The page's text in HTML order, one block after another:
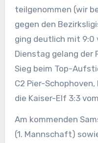
teilgenommen (wir
gegen den
ging deutlich mit 9:0
Dienstag gelang der
Sieg beim Top-
C2 Pier-
die Kaiser-Elf 3:3
Am kommenden
(1. Mannschaft)